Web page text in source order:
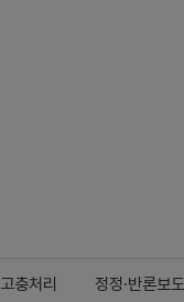
고충처리 정정·반론보도